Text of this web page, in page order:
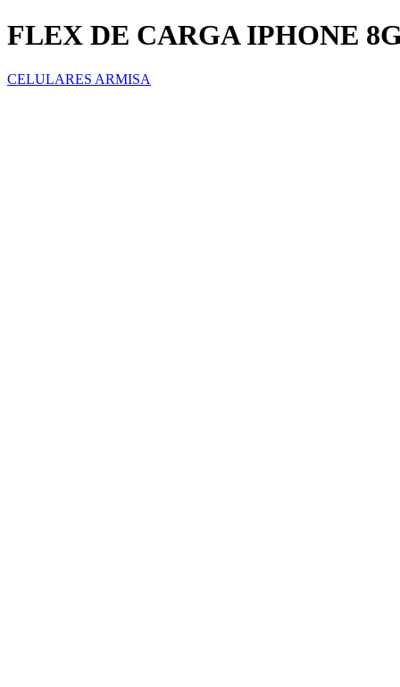
FLEX DE CARGA IPHONE
CELULARES ARMISA